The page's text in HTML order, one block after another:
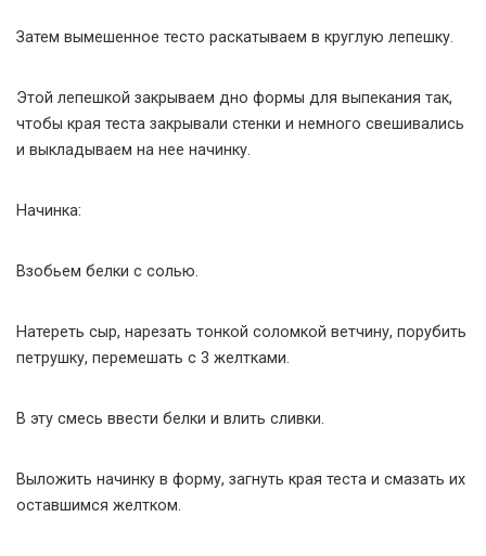
Затем вымешенное тесто раскатываем в круглую лепешку.
Этой лепешкой закрываем дно формы для выпекания так,
чтобы края теста закрывали стенки и немного свешивались
и выкладываем на нее начинку.
Начинка:
Взобьем белки с солью.
Натереть сыр, нарезать тонкой соломкой ветчину, порубить
петрушку, перемешать с 3 желтками.
В эту смесь ввести белки и влить сливки.
Выложить начинку в форму, загнуть края теста и смазать их
оставшимся желтком.